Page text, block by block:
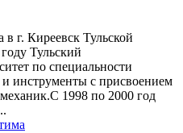
г. Киреевск Тульской
Тульский
по специальности
инструменты с присвоением
1998 по 2000 год